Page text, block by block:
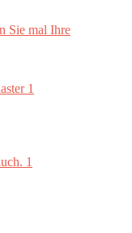
Sie mal Ihre
1
1